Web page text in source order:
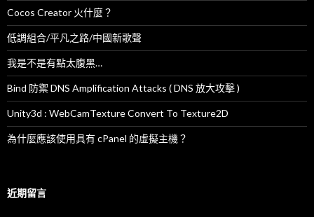
Cocos Creator 火什麼？
低調組合/平凡之路/中國新歌聲
我是不是有點太腹黑…
Bind 防禦 DNS Amplification Attacks ( DNS 放大攻擊 )
Unity3d : WebCamTexture Convert To Texture2D
為什麼應該使用具有 cPanel 的虛擬主機？
近期留言